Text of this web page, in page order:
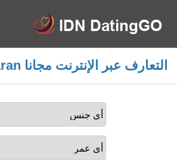
التعارف عبر الإنترنت مجانا Buaran، إندونيسيا